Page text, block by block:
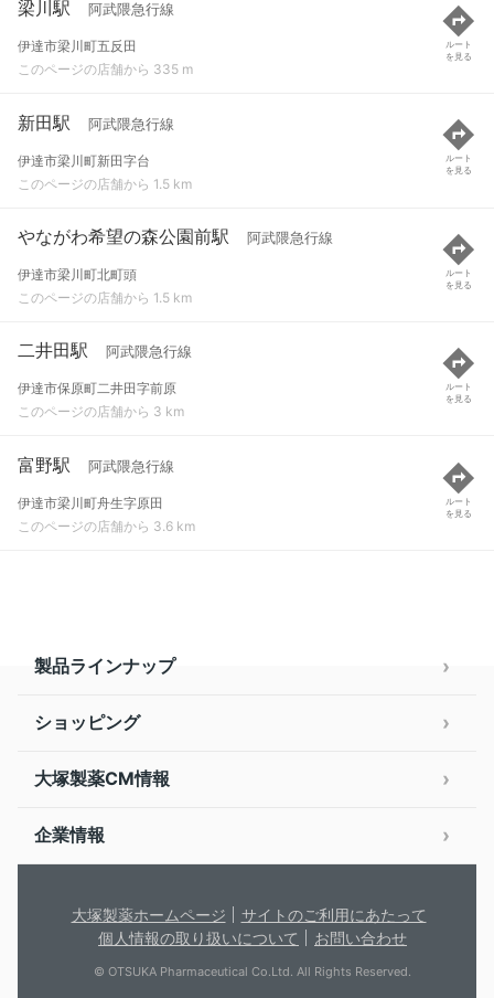
梁川駅 阿武隈急行線
伊達市梁川町五反田
このページの店舗から 335 m
ルート
を見る
新田駅 阿武隈急行線
伊達市梁川町新田字台
このページの店舗から 1.5 km
ルート
を見る
やながわ希望の森公園前駅 阿武隈急行線
伊達市梁川町北町頭
このページの店舗から 1.5 km
ルート
を見る
二井田駅 阿武隈急行線
伊達市保原町二井田字前原
このページの店舗から 3 km
ルート
を見る
富野駅 阿武隈急行線
伊達市梁川町舟生字原田
このページの店舗から 3.6 km
ルート
を見る
製品ラインナップ
ショッピング
大塚製薬CM情報
企業情報
大塚製薬ホームページ
サイトのご利用にあたって
個人情報の取り扱いについて
お問い合わせ
© OTSUKA Pharmaceutical Co.Ltd. All Rights Reserved.